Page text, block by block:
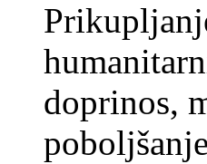
doprinos,